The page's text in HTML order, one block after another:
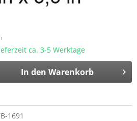
ca. 3-5 Werktage
In den Warenkorb
1691